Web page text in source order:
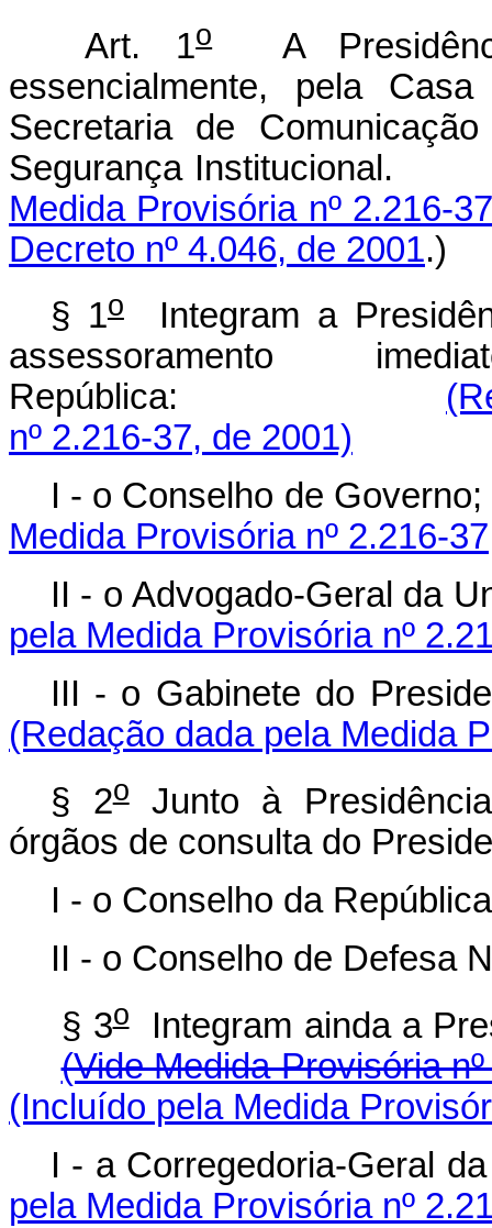
Art. 1oA
essencialmente, pela
Secretaria de
Segurança Institucional.
Medida Provisória nº 2.216-
Decreto nº 4.046, de 2001.)
§ 1oIntegram a
assessoramento
República:
nº 2.216-37, de 2001)
I - o Conselho de Governo;
Medida Provisória nº 2.216-
II - o Advogado-Geral da
pela Medida Provisória nº
III - o Gabinete do
(Redação dada pela Medida
§ 2o
Junto à
órgãos de consulta do
I - o Conselho da
II - o Conselho de Defesa
§ 3oIntegram ainda
(Vide Medida Provisória
(Incluído pela Medida
I - a
pela Medida Provisória nº